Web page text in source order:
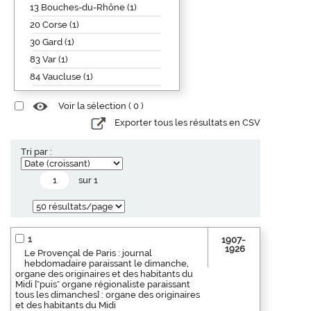
13 Bouches-du-Rhône (1)
20 Corse (1)
30 Gard (1)
83 Var (1)
84 Vaucluse (1)
Voir la sélection ( 0 )
Exporter tous les résultats en CSV
Tri par :
sur 1
1
Le Provençal de Paris : journal
hebdomadaire paraissant le dimanche,
organe des originaires et des habitants du
Midi ["puis" organe régionaliste paraissant
tous les dimanches] : organe des originaires
et des habitants du Midi
1907-
1926